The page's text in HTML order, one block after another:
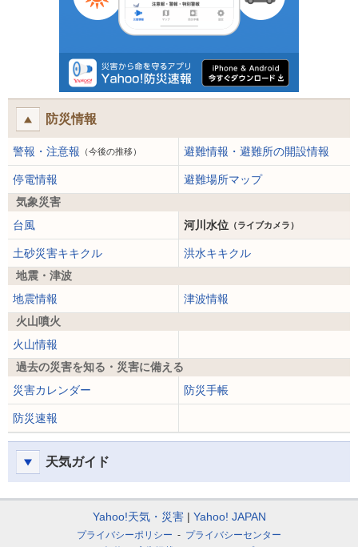
防災情報
警報・注意報 （今後の推移） 避難情報・避難所の開設情報
停電情報
避難場所マップ
気象災害
台風
河川水位 （ライブカメラ）
土砂災害キキクル
洪水キキクル
地震・津波
地震情報
津波情報
火山噴火
火山情報
過去の災害を知る・災害に備える
災害カレンダー
防災手帳
防災速報
天気ガイド
Yahoo!天気・災害 Yahoo! JAPAN
プライバシーポリシー
プライバシーセンター